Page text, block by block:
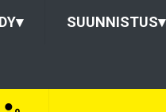
▾ SUUNNISTUS▾